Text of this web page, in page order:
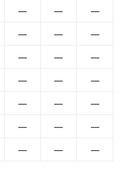
— —
—
— —
—
— —
—
— —
—
— —
—
— —
—
— — —